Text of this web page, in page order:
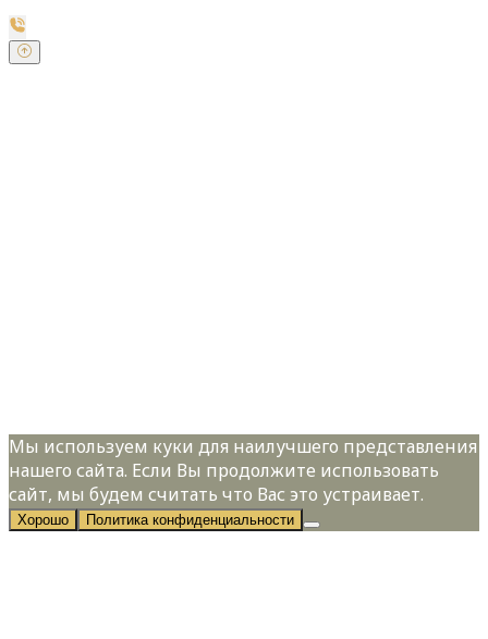
Мы используем куки для наилучшего представления
нашего сайта. Если Вы продолжите использовать
сайт, мы будем считать что Вас это устраивает.
Хорошо Политика конфиденциальности